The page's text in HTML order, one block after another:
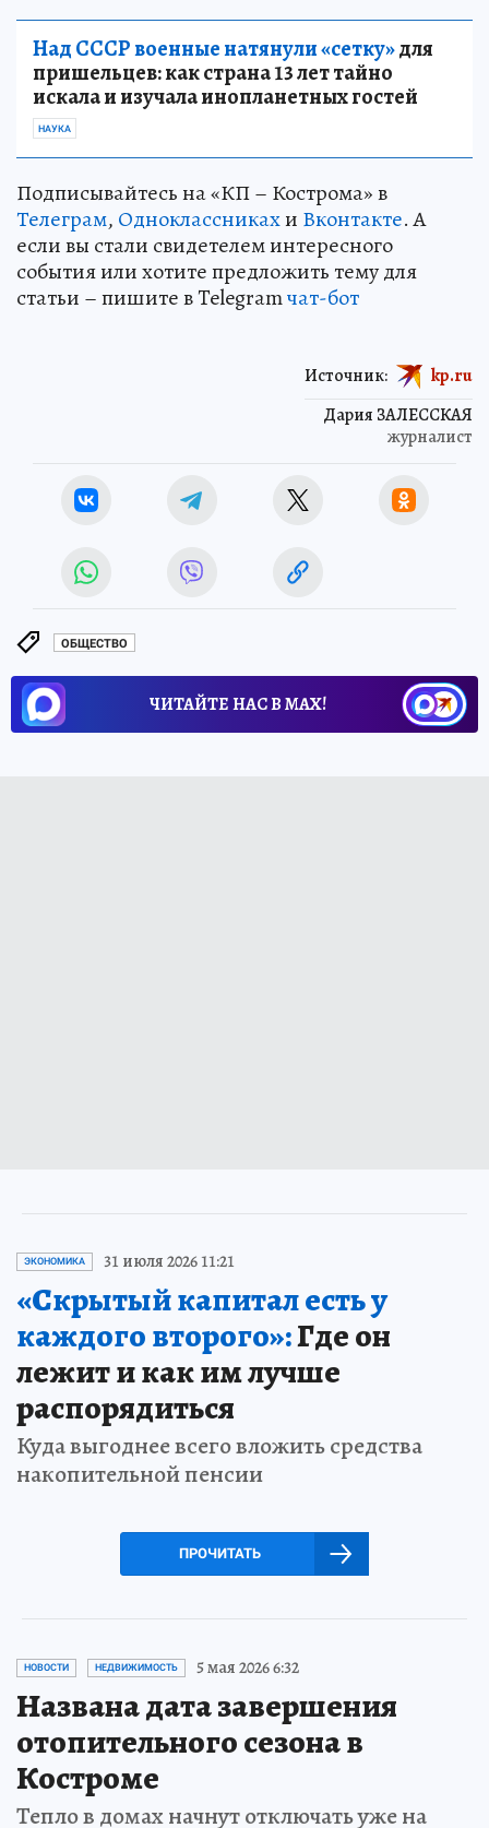
Над СССР военные натянули «сетку»для
пришельцев: как страна 13 лет тайно
искала и изучала инопланетных гостей
НАУКА
Подписывайтесь на «КП – Кострома» в
Телеграм, Одноклассникахи Вконтакте. А
если вы стали свидетелем интересного
события или хотите предложить тему для
статьи – пишите в Telegramчат-бот
Дария ЗАЛЕССКАЯ
журналист
Источник: kp.ru
ОБЩЕСТВО
ЧИТАЙТЕ НАС В МАХ!
ЭКОНОМИКА 31 июля 2026 11:21
«Скрытый капитал есть у
каждого второго»:Где он
лежит и как им лучше
распорядиться
Куда выгоднее всего вложить средства
накопительной пенсии
ПРОЧИТАТЬ
НОВОСТИ НЕДВИЖИМОСТЬ 5 мая 2026 6:32
Названа дата завершения
отопительного сезона в
Костроме
Тепло в домах начнут отключать уже на